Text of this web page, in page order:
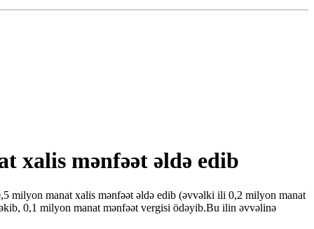
xalis mənfəət əldə edib
milyon manat xalis mənfəət əldə edib (əvvəlki ili 0,2 milyon manat
0,1 milyon manat mənfəət vergisi ödəyib.Bu ilin əvvəlinə